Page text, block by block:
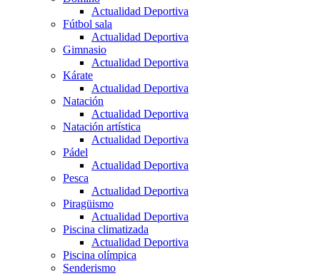
Actualidad Deportiva
Fútbol sala
Actualidad Deportiva
Gimnasio
Actualidad Deportiva
Kárate
Actualidad Deportiva
Natación
Actualidad Deportiva
Natación artística
Actualidad Deportiva
Pádel
Actualidad Deportiva
Pesca
Actualidad Deportiva
Piragüismo
Actualidad Deportiva
Piscina climatizada
Actualidad Deportiva
Piscina olímpica
Senderismo